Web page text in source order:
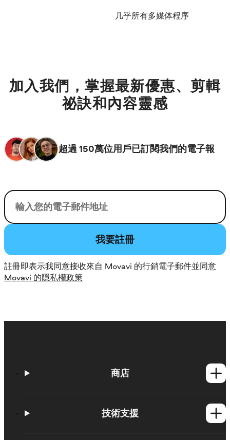
几乎所有多媒体程序
加入我們，掌握最新優惠、剪輯
祕訣和內容靈感
超過 150萬位用戶已訂閱我們的電子報
您的電子郵件
我要註冊
註冊即表示我同意接收來自 Movavi 的行銷電子郵件並同意
Movavi 的隱私權政策
商店
Mac產品
技術支援